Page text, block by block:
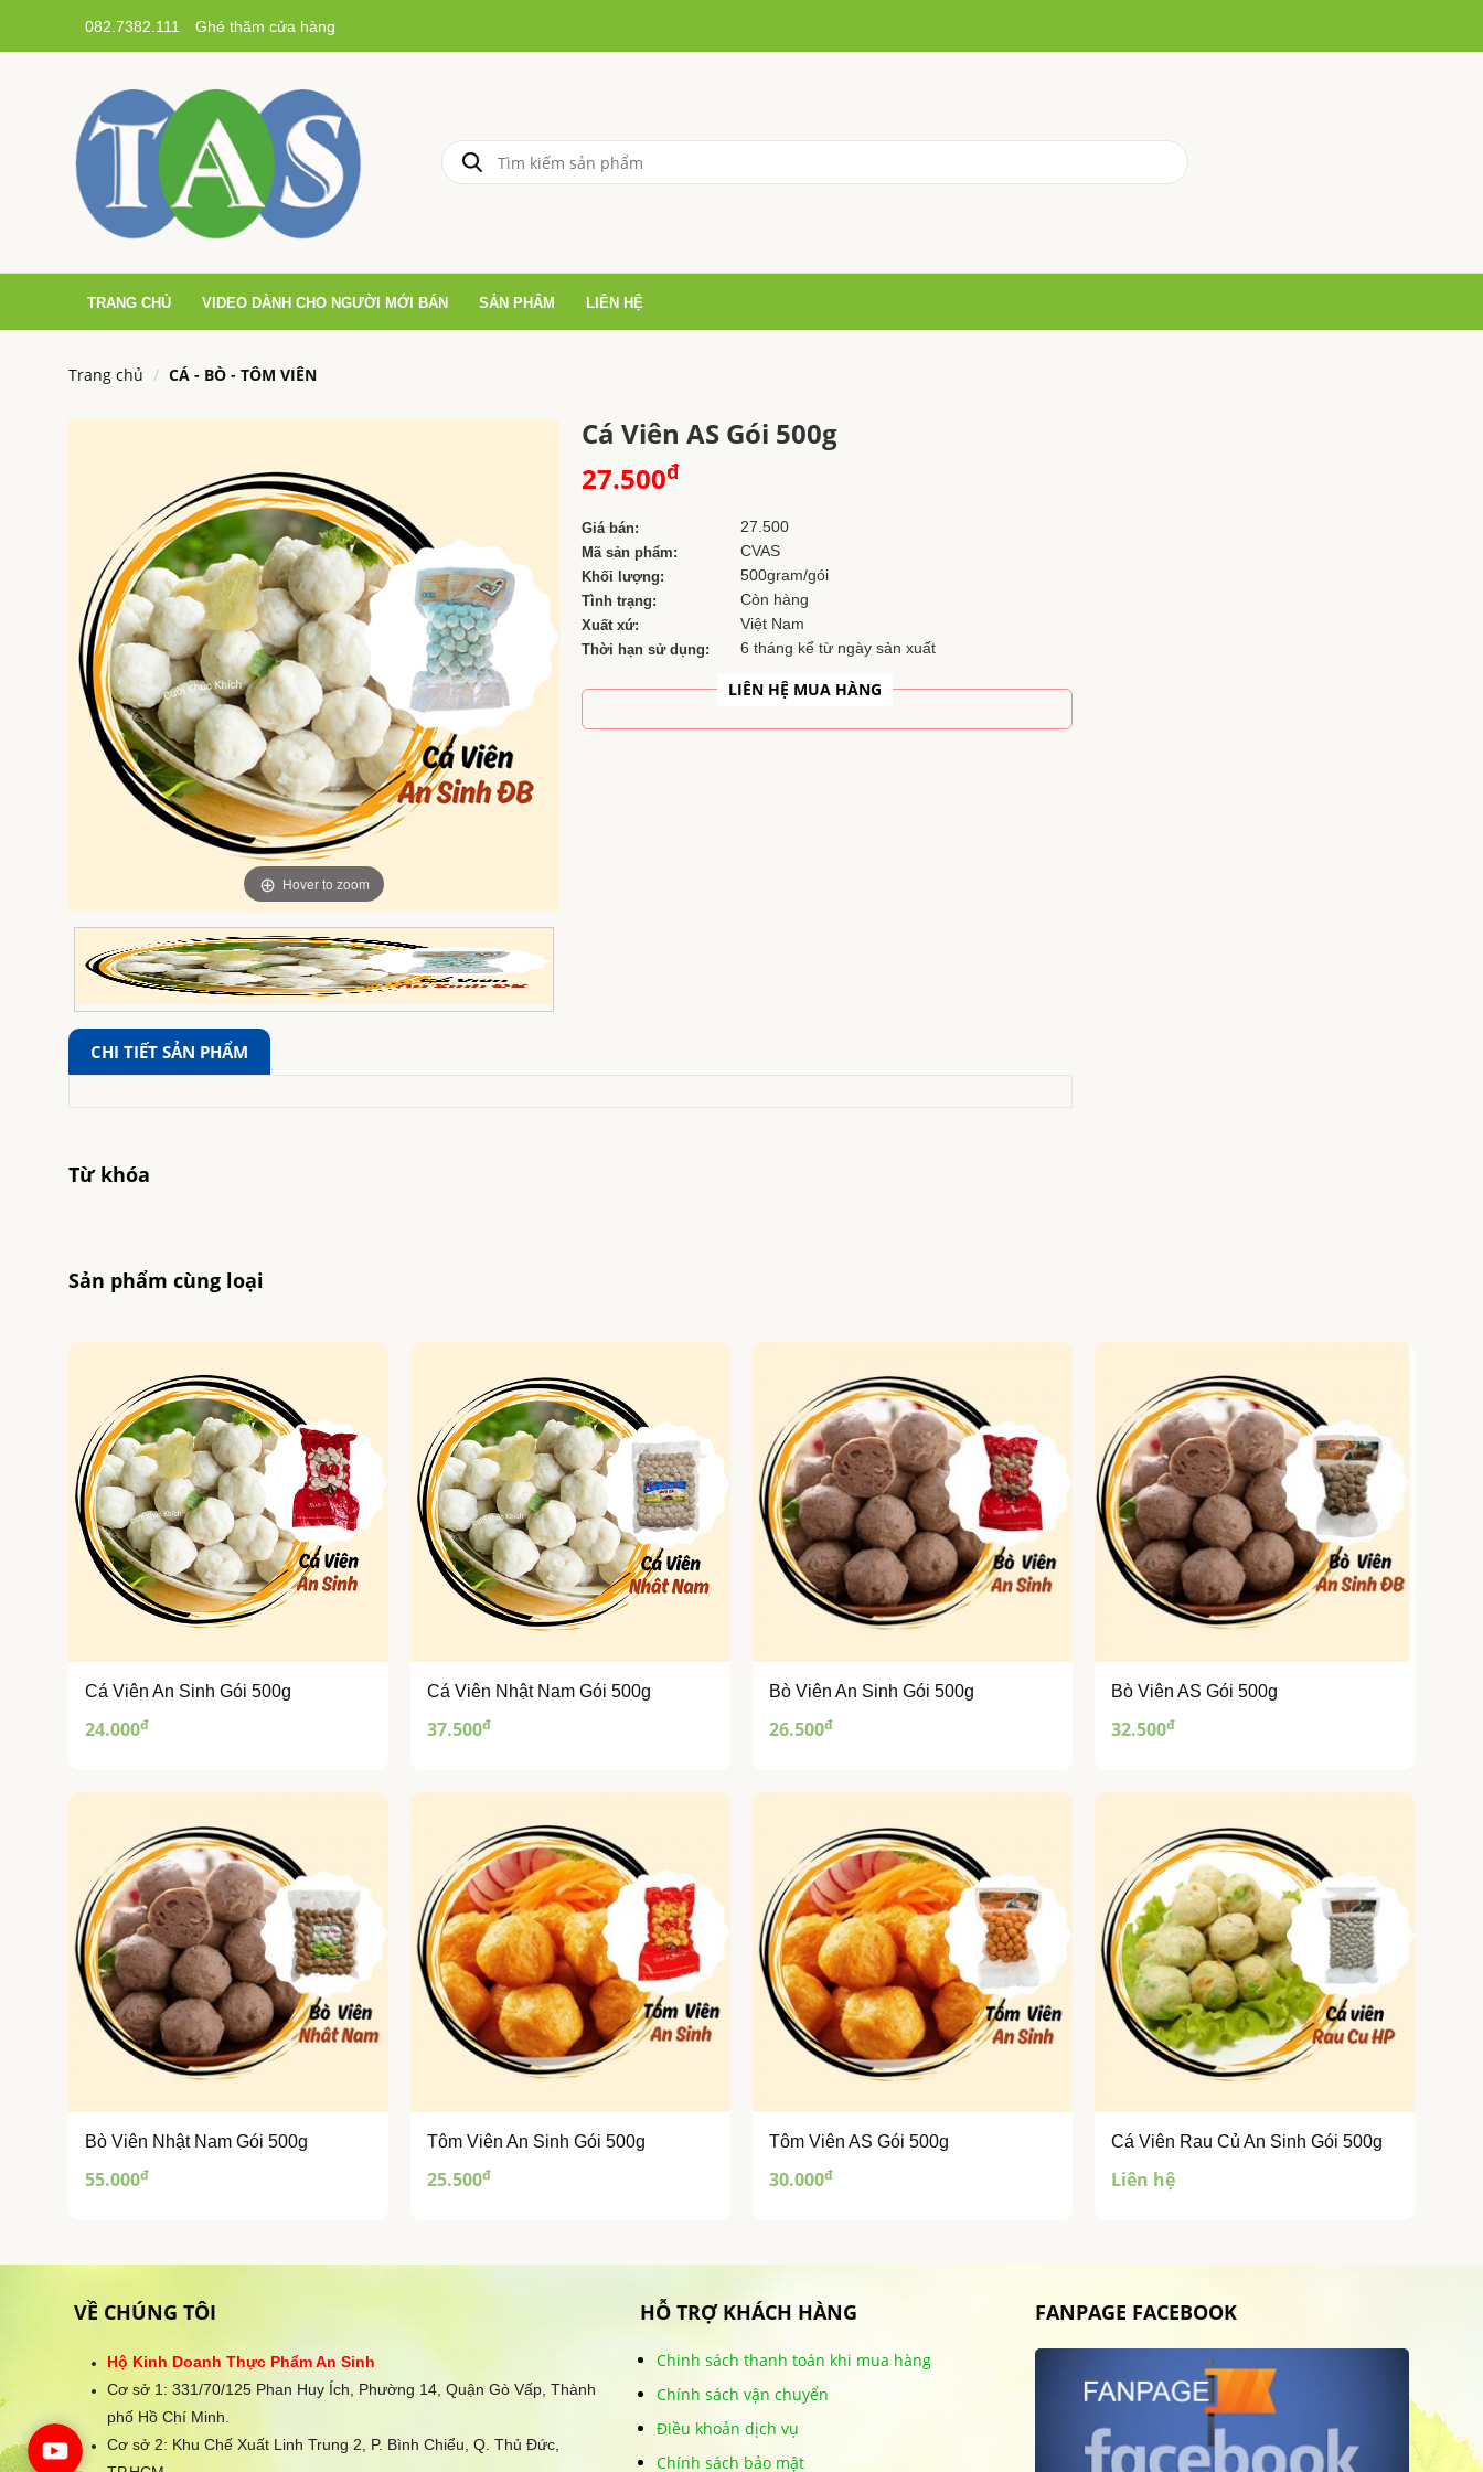
082.7382.111 Ghé thăm cửa hàng
TRANG CHỦ VIDEO DÀNH CHO NGƯỜI MỚI BÁN SẢN PHẨM LIÊN HỆ
Trang chủ CÁ - BÒ - TÔM VIÊN
Hover to zoom
Cá Viên AS Gói 500g
27.500đ
Giá bán: 27.500
Mã sản phẩm: CVAS
Khối lượng: 500gram/gói
Tình trạng: Còn hàng
Xuất xứ: Việt Nam
Thời hạn sử dụng: 6 tháng kể từ ngày sản xuất
LIÊN HỆ MUA HÀNG
CHI TIẾT SẢN PHẨM
Từ khóa
Sản phẩm cùng loại
Cá Viên An Sinh Gói 500g
24.000đ
Cá Viên Nhật Nam Gói 500g
37.500đ
Bò Viên An Sinh Gói 500g
26.500đ
Bò Viên AS Gói 500g
32.500đ
Bò Viên Nhật Nam Gói 500g
55.000đ
Tôm Viên An Sinh Gói 500g
25.500đ
Tôm Viên AS Gói 500g
30.000đ
Cá Viên Rau Củ An Sinh Gói 500g
Liên hệ
VỀ CHÚNG TÔI
Hộ Kinh Doanh Thực Phẩm An Sinh
Cơ sở 1: 331/70/125 Phan Huy Ích, Phường 14, Quận Gò Vấp, Thành
phố Hồ Chí Minh.
Cơ sở 2: Khu Chế Xuất Linh Trung 2, P. Bình Chiểu, Q. Thủ Đức,
HỖ TRỢ KHÁCH HÀNG
Chinh sách thanh toán khi mua hàng
Chính sách vận chuyển
Điều khoản dịch vụ
Chính sách bảo mật
FANPAGE FACEBOOK